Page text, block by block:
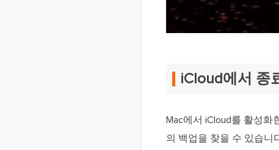
iCloud에서 종
Mac에서 iCloud를 활성화
의 백업을 찾을 수 있습니